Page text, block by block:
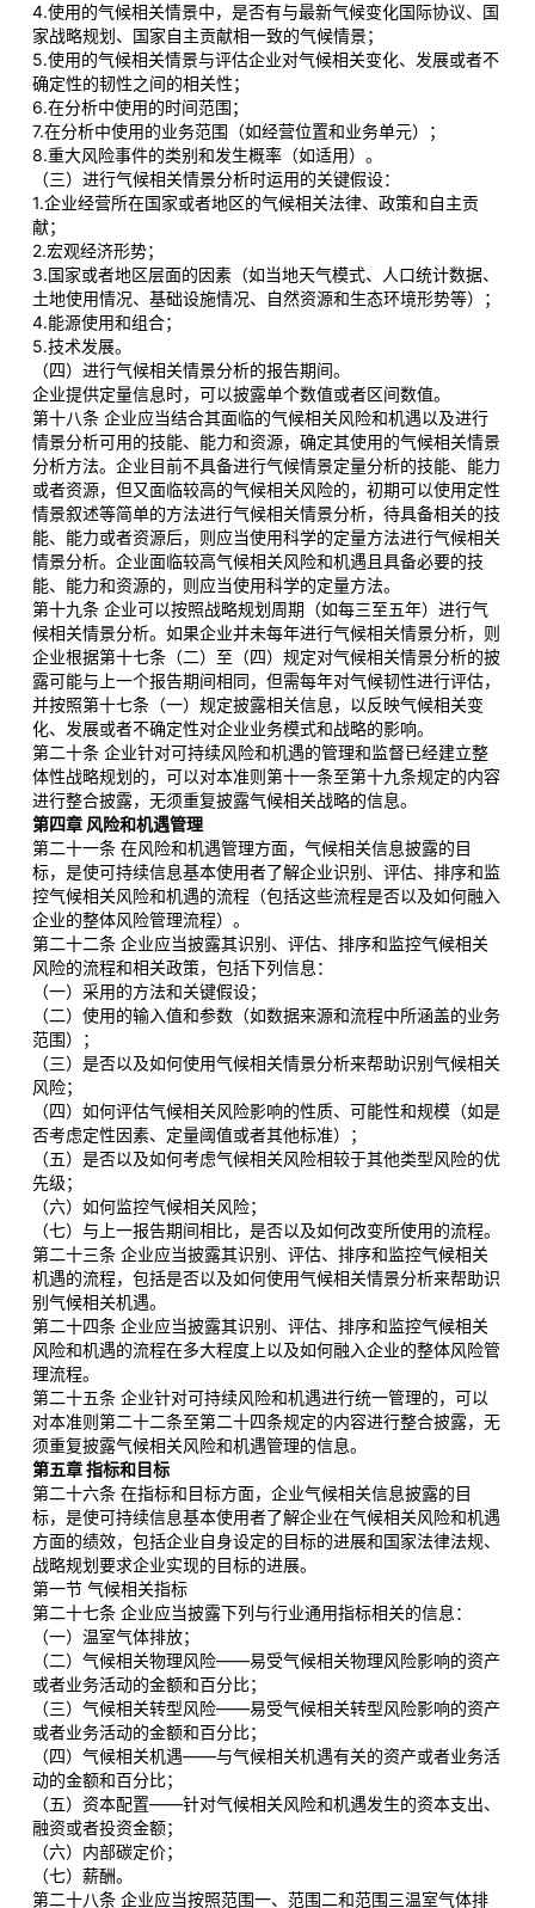
4.使用的气候相关情景中，是否有与最新气候变化国际协议、国
家战略规划、国家自主贡献相一致的气候情景；
5.使用的气候相关情景与评估企业对气候相关变化、发展或者不
确定性的韧性之间的相关性；
6.在分析中使用的时间范围；
7.在分析中使用的业务范围（如经营位置和业务单元）；
8.重大风险事件的类别和发生概率（如适用）。
（三）进行气候相关情景分析时运用的关键假设：
1.企业经营所在国家或者地区的气候相关法律、政策和自主贡
献；
2.宏观经济形势；
3.国家或者地区层面的因素（如当地天气模式、人口统计数据、
土地使用情况、基础设施情况、自然资源和生态环境形势等）；
4.能源使用和组合；
5.技术发展。
（四）进行气候相关情景分析的报告期间。
企业提供定量信息时，可以披露单个数值或者区间数值。
第十八条 企业应当结合其面临的气候相关风险和机遇以及进行
情景分析可用的技能、能力和资源，确定其使用的气候相关情景
分析方法。企业目前不具备进行气候情景定量分析的技能、能力
或者资源，但又面临较高的气候相关风险的，初期可以使用定性
情景叙述等简单的方法进行气候相关情景分析，待具备相关的技
能、能力或者资源后，则应当使用科学的定量方法进行气候相关
情景分析。企业面临较高气候相关风险和机遇且具备必要的技
能、能力和资源的，则应当使用科学的定量方法。
第十九条 企业可以按照战略规划周期（如每三至五年）进行气
候相关情景分析。如果企业并未每年进行气候相关情景分析，则
企业根据第十七条（二）至（四）规定对气候相关情景分析的披
露可能与上一个报告期间相同，但需每年对气候韧性进行评估，
并按照第十七条（一）规定披露相关信息，以反映气候相关变
化、发展或者不确定性对企业业务模式和战略的影响。
第二十条 企业针对可持续风险和机遇的管理和监督已经建立整
体性战略规划的，可以对本准则第十一条至第十九条规定的内容
进行整合披露，无须重复披露气候相关战略的信息。
第四章 风险和机遇管理
第二十一条 在风险和机遇管理方面，气候相关信息披露的目
标，是使可持续信息基本使用者了解企业识别、评估、排序和监
控气候相关风险和机遇的流程（包括这些流程是否以及如何融入
企业的整体风险管理流程）。
第二十二条 企业应当披露其识别、评估、排序和监控气候相关
风险的流程和相关政策，包括下列信息：
（一）采用的方法和关键假设；
（二）使用的输入值和参数（如数据来源和流程中所涵盖的业务
范围）；
（三）是否以及如何使用气候相关情景分析来帮助识别气候相关
风险；
（四）如何评估气候相关风险影响的性质、可能性和规模（如是
否考虑定性因素、定量阈值或者其他标准）；
（五）是否以及如何考虑气候相关风险相较于其他类型风险的优
先级；
（六）如何监控气候相关风险；
（七）与上一报告期间相比，是否以及如何改变所使用的流程。
第二十三条 企业应当披露其识别、评估、排序和监控气候相关
机遇的流程，包括是否以及如何使用气候相关情景分析来帮助识
别气候相关机遇。
第二十四条 企业应当披露其识别、评估、排序和监控气候相关
风险和机遇的流程在多大程度上以及如何融入企业的整体风险管
理流程。
第二十五条 企业针对可持续风险和机遇进行统一管理的，可以
对本准则第二十二条至第二十四条规定的内容进行整合披露，无
须重复披露气候相关风险和机遇管理的信息。
第五章 指标和目标
第二十六条 在指标和目标方面，企业气候相关信息披露的目
标，是使可持续信息基本使用者了解企业在气候相关风险和机遇
方面的绩效，包括企业自身设定的目标的进展和国家法律法规、
战略规划要求企业实现的目标的进展。
第一节 气候相关指标
第二十七条 企业应当披露下列与行业通用指标相关的信息：
（一）温室气体排放；
（二）气候相关物理风险——易受气候相关物理风险影响的资产
或者业务活动的金额和百分比；
（三）气候相关转型风险——易受气候相关转型风险影响的资产
或者业务活动的金额和百分比；
（四）气候相关机遇——与气候相关机遇有关的资产或者业务活
动的金额和百分比；
（五）资本配置——针对气候相关风险和机遇发生的资本支出、
融资或者投资金额；
（六）内部碳定价；
（七）薪酬。
第二十八条 企业应当按照范围一、范围二和范围三温室气体排